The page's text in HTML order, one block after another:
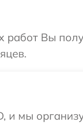
работ Вы
и мы